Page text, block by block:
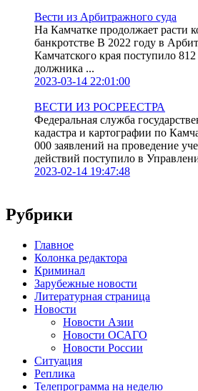
Вести из Арбитражного суда
На Камчатке продолжает расти
банкротстве В 2022 году в
Камчатского края поступило
должника ...
2023-03-14 22:01:00
ВЕСТИ ИЗ РОСРЕЕСТРА
Федеральная служба
кадастра и картографии по
000 заявлений на проведение
действий поступило в
2023-02-14 19:47:48
Рубрики
Главное
Колонка редактора
Криминал
Зарубежные новости
Литературная страница
Новости
Новости Азии
Новости ОСАГО
Новости России
Ситуация
Реплика
Телепрограмма на неделю